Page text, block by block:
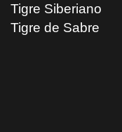
Tigre Siberiano
Tigre de Sabre